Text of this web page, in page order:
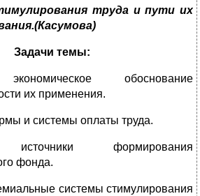
труда и пути их
.(Касумова)
Задачи темы:
обоснование
их применения.
и системы оплаты труда.
источники формирования
фонда.
системы стимулирования